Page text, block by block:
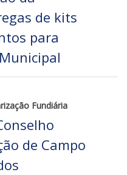
de kits
para
Fundiária
de Campo